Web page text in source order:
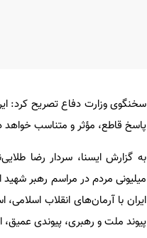
سخنگوی وزارت دفاع تصریح کرد:
پاسخ قاطع، مؤثر و متناسب خواهد
به گزارش ایسنا، سردار رضا
میلیونی مردم در مراسم رهبر
ایران با آرمان‌های انقلاب
پیوند ملت و رهبری، پیوندی